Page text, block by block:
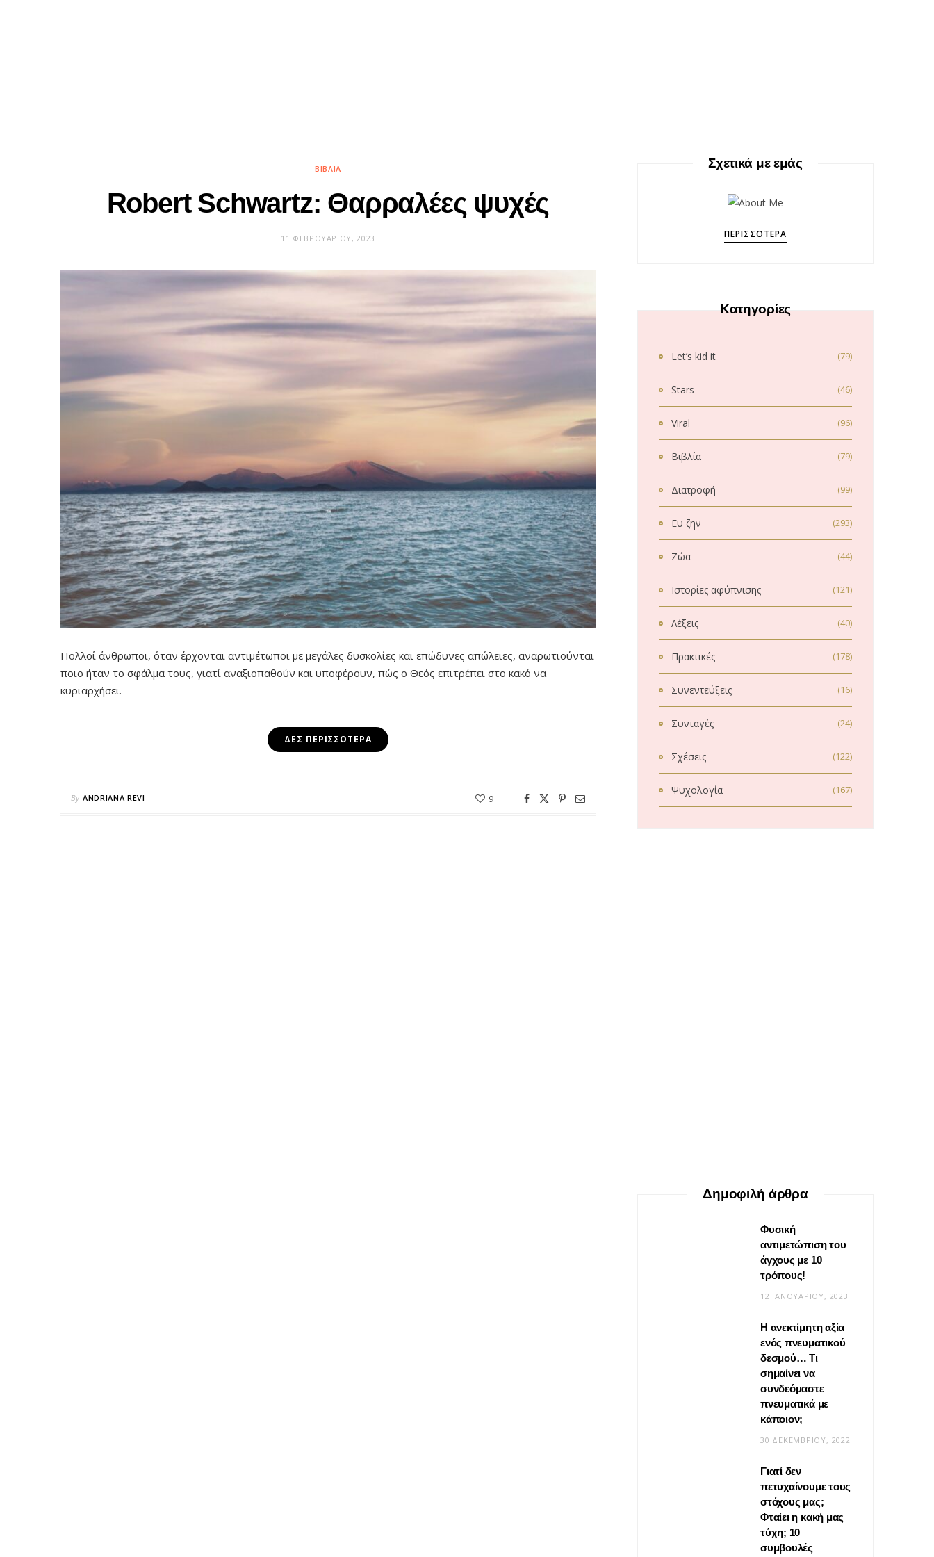
ΒΙΒΛΊΑ
Robert Schwartz: Θαρραλέες ψυχές
11 ΦΕΒΡΟΥΑΡΊΟΥ, 2023
Πολλοί άνθρωποι, όταν έρχονται αντιμέτωποι με μεγάλες δυσκολίες και επώδυνες απώλειες, αναρωτιούνται
ποιο ήταν το σφάλμα τους, γιατί αναξιοπαθούν και υποφέρουν, πώς ο Θεός επιτρέπει στο κακό να
κυριαρχήσει.
ΔΕΣ ΠΕΡΙΣΣΌΤΕΡΑ
By ANDRIANA REVI 9
Σχετικά με εμάς
ΠΕΡΙΣΣΌΤΕΡΑ
Κατηγορίες
Let’s kid it (79)
Stars (46)
Viral (96)
Βιβλία (79)
Διατροφή (99)
Ευ ζην (293)
Ζώα (44)
Ιστορίες αφύπνισης (121)
Λέξεις (40)
Πρακτικές (178)
Συνεντεύξεις (16)
Συνταγές (24)
Σχέσεις (122)
Ψυχολογία (167)
Βίντεο: Μεταμόρφωσε το
φουλάρι σου σε κιμονό
20 ΜΑΪ́ΟΥ, 2026
Δημοφιλή άρθρα
Φυσική
αντιμετώπιση του
άγχους με 10
τρόπους!
12 ΙΑΝΟΥΑΡΊΟΥ, 2023
Η ανεκτίμητη αξία
ενός πνευματικού
δεσμού… Τι
σημαίνει να
συνδεόμαστε
πνευματικά με
κάποιον;
30 ΔΕΚΕΜΒΡΊΟΥ, 2022
Γιατί δεν
πετυχαίνουμε τους
στόχους μας;
Φταίει η κακή μας
τύχη; 10
συμβουλές